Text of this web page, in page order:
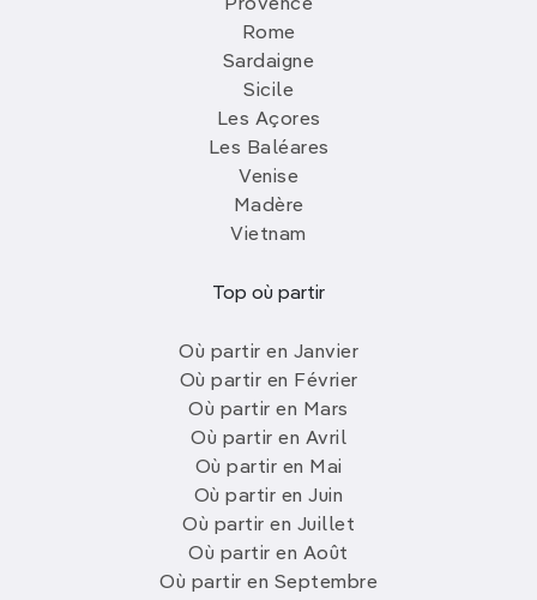
Provence
Rome
Sardaigne
Sicile
Les Açores
Les Baléares
Venise
Madère
Vietnam
Top où partir
Où partir en Janvier
Où partir en Février
Où partir en Mars
Où partir en Avril
Où partir en Mai
Où partir en Juin
Où partir en Juillet
Où partir en Août
Où partir en Septembre